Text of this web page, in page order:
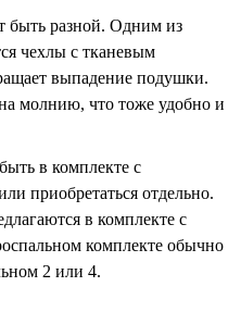
быть разной. Одним из
чехлы с тканевым
выпадение подушки.
молнию, что тоже удобно и
в комплекте с
приобретаться отдельно.
в комплекте с
комплекте обычно
2 или 4.